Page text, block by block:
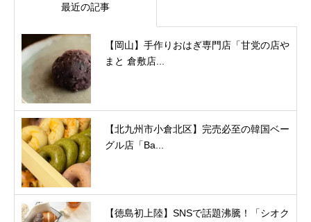
最近の記事
【岡山】手作りおはぎ専門店「甘党の店や
まと 倉敷店...
【北九州市小倉北区】完売必至の韓国ベー
グル店「Ba...
【徳島初上陸】SNSで話題沸騰！「シオク